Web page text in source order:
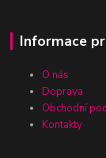
Informace
O nás
Doprava
Obchodní
Kontakty